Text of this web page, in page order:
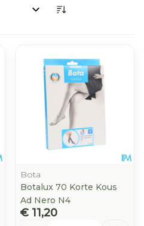
Bota
Botalux 70 Korte Kous
Ad Nero N4
€ 11,20